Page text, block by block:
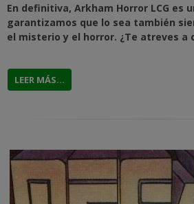
En definitiva, Arkham Horror LCG es
garantizamos que lo sea también
el misterio y el horror. ¿Te atreves a
LEER MÁS...